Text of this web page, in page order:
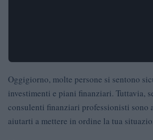
Oggigiorno, molte persone si sentono
investimenti e piani finanziari. Tuttavia,
consulenti finanziari professionisti sono
aiutarti a mettere in ordine la tua